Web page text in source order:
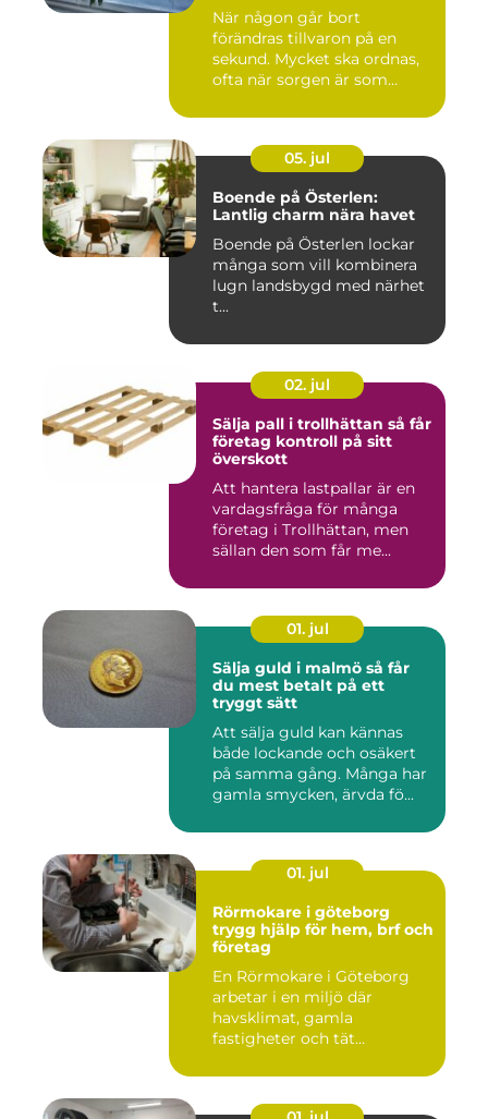
När någon går bort
förändras tillvaron på en
sekund. Mycket ska ordnas,
ofta när sorgen är som
05. jul
Boende på Österlen:
Lantlig charm nära havet
Boende på Österlen lockar
många som vill kombinera
lugn landsbygd med närhet
t...
02. jul
Sälja pall i trollhättan så får
företag kontroll på sitt
överskott
Att hantera lastpallar är en
vardagsfråga för många
företag i Trollhättan, men
sällan den som får me...
01. jul
Sälja guld i malmö så får
du mest betalt på ett
tryggt sätt
Att sälja guld kan kännas
både lockande och osäkert
på samma gång. Många har
gamla smycken, ärvda fö...
01. jul
Rörmokare i göteborg
trygg hjälp för hem, brf och
företag
En Rörmokare i Göteborg
arbetar i en miljö där
havsklimat, gamla
fastigheter och tät